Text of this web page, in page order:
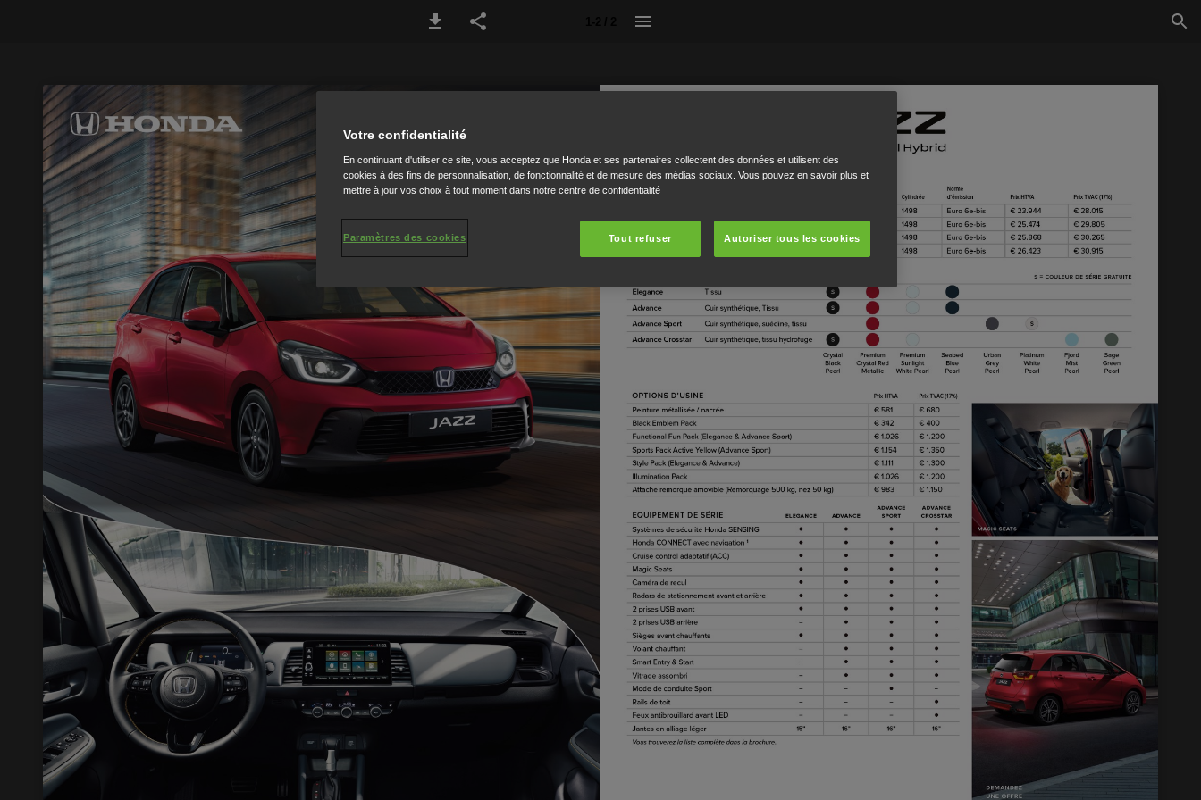
Votre confidentialité
En continuant d'utiliser ce site, vous acceptez que Honda et ses partenaires collectent des données et utilisent des
cookies à des fins de personnalisation, de fonctionnalité et de mesure des médias sociaux. Vous pouvez en savoir plus et
mettre à jour vos choix à tout moment dans notre centre de confidentialité
Tout refuser Autoriser tous les cookies
Paramètres des cookies